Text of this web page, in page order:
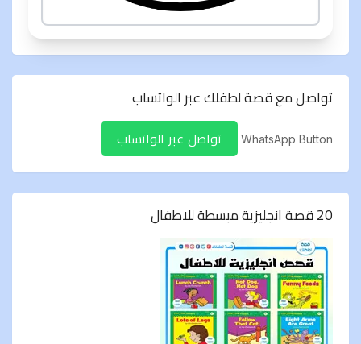
تواصل مع قصة لطفلك عبر الواتساب
WhatsApp Button تواصل عبر الواتساب
20 قصة انجليزية مبسطة للاطفال